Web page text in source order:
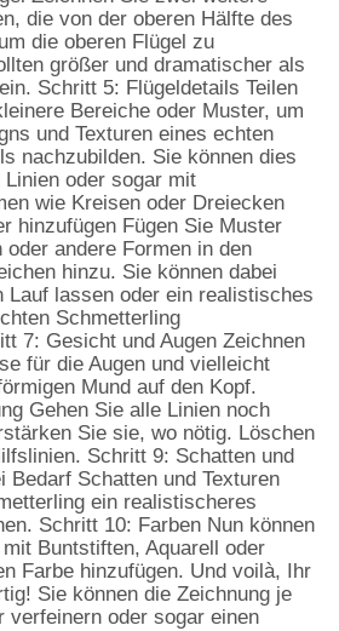
die von der oberen Hälfte des
die oberen Flügel zu
größer und dramatischer als
Schritt 5: Flügeldetails Teilen
Bereiche oder Muster, um
und Texturen eines echten
nachzubilden. Sie können dies
oder sogar mit
wie Kreisen oder Dreiecken
hinzufügen Fügen Sie Muster
andere Formen in den
hinzu. Sie können dabei
Lauf lassen oder ein realistisches
Schmetterling
7: Gesicht und Augen Zeichnen
für die Augen und vielleicht
Mund auf den Kopf.
Gehen Sie alle Linien noch
Sie sie, wo nötig. Löschen
Schritt 9: Schatten und
Bedarf Schatten und Texturen
ein realistischeres
Schritt 10: Farben Nun können
Buntstiften, Aquarell oder
Farbe hinzufügen. Und voilà, Ihr
Sie können die Zeichnung je
verfeinern oder sogar einen